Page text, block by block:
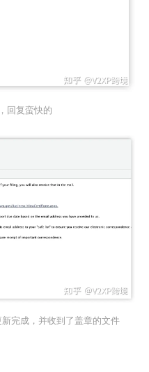
回复蛮快的
完成，并收到了盖章的文件